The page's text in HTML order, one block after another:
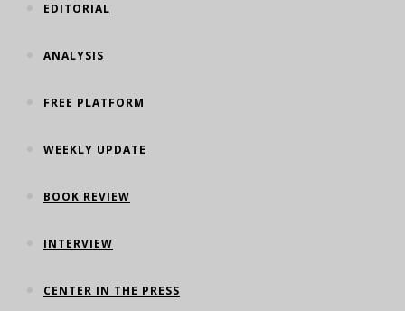
EDITORIAL
ANALYSIS
FREE PLATFORM
WEEKLY UPDATE
BOOK REVIEW
INTERVIEW
CENTER IN THE PRESS